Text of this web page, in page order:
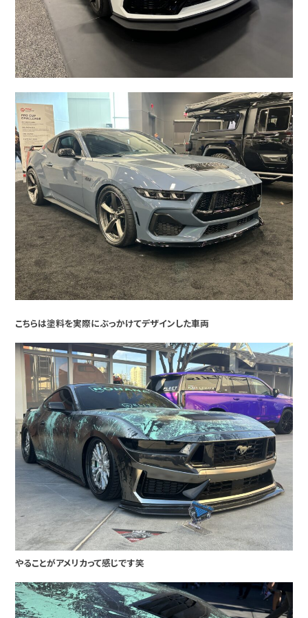
こちらは塗料を実際にぶっかけてデザインした車両
やることがアメリカって感じです笑